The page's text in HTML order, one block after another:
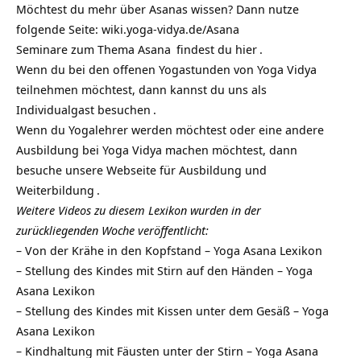
Möchtest du mehr über Asanas wissen? Dann nutze
folgende Seite: wiki.yoga-vidya.de/Asana
Seminare zum Thema Asana findest du hier .
Wenn du bei den offenen Yogastunden von Yoga Vidya
teilnehmen möchtest, dann kannst du uns als
Individualgast besuchen .
Wenn du Yogalehrer werden möchtest oder eine andere
Ausbildung bei Yoga Vidya machen möchtest, dann
besuche unsere Webseite für Ausbildung und
Weiterbildung .
Weitere Videos zu diesem Lexikon wurden in der
zurückliegenden Woche veröffentlicht:
– Von der Krähe in den Kopfstand – Yoga Asana Lexikon
– Stellung des Kindes mit Stirn auf den Händen – Yoga
Asana Lexikon
– Stellung des Kindes mit Kissen unter dem Gesäß – Yoga
Asana Lexikon
– Kindhaltung mit Fäusten unter der Stirn – Yoga Asana